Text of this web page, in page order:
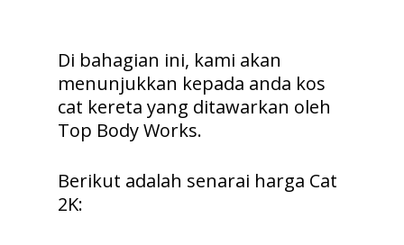
Di bahagian ini, kami akan
menunjukkan kepada anda kos
cat kereta yang ditawarkan oleh
Top Body Works.
Berikut adalah senarai harga Cat
2K: